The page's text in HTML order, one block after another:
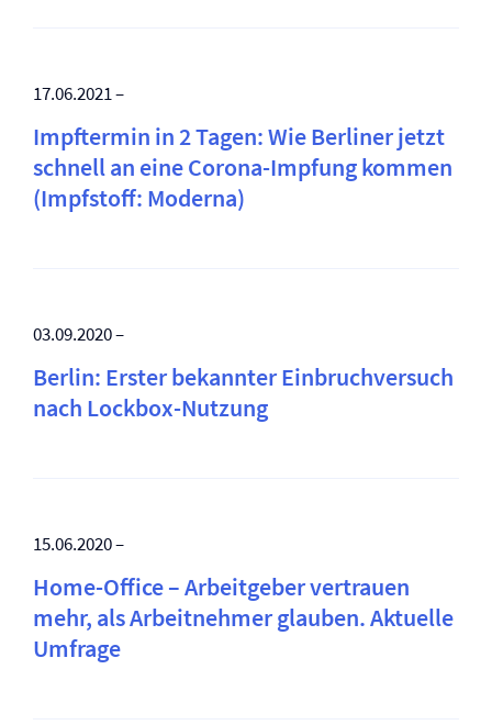
17.06.2021 –
Impftermin in 2 Tagen: Wie Berliner jetzt
schnell an eine Corona-Impfung kommen
(Impfstoff: Moderna)
03.09.2020 –
Berlin: Erster bekannter Einbruchversuch
nach Lockbox-Nutzung
15.06.2020 –
Home-Office – Arbeitgeber vertrauen
mehr, als Arbeitnehmer glauben. Aktuelle
Umfrage